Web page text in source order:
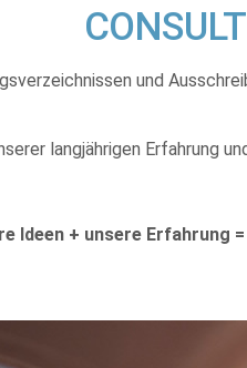
und
langjährigen Erfahrung
Ideen + unsere Erfahrung